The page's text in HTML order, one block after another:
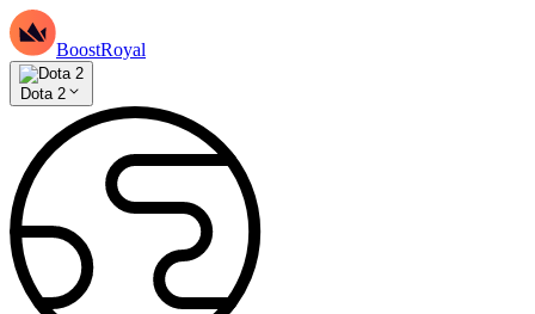
BoostRoyal
Dota 2